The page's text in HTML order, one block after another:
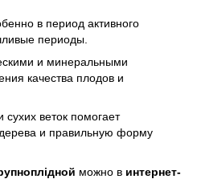
в период активного
периоды.
и минеральными
качества плодов и
веток помогает
и правильную форму
можно в интернет-